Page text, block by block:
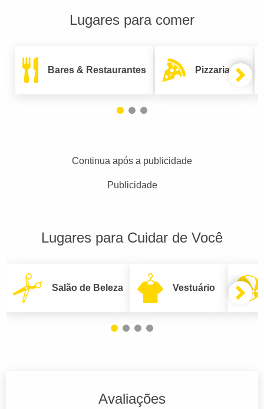
Lugares para comer
Bares & Restaurantes Pizzarias
Continua após a publicidade
Publicidade
Lugares para Cuidar de Você
Salão de Beleza Vestuário
Avaliações